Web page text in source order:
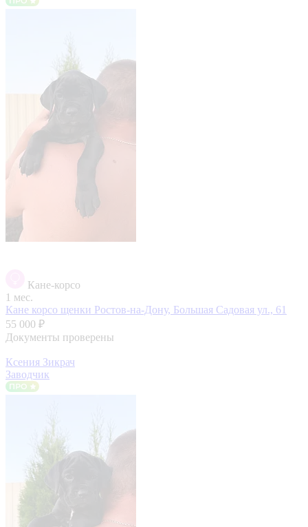
Кане-корсо
1 мес.
Кане корсо щенки Ростов-на-Дону, Большая Садовая ул., 61
55 000 ₽
Документы проверены
Ксения Зикрач
Заводчик